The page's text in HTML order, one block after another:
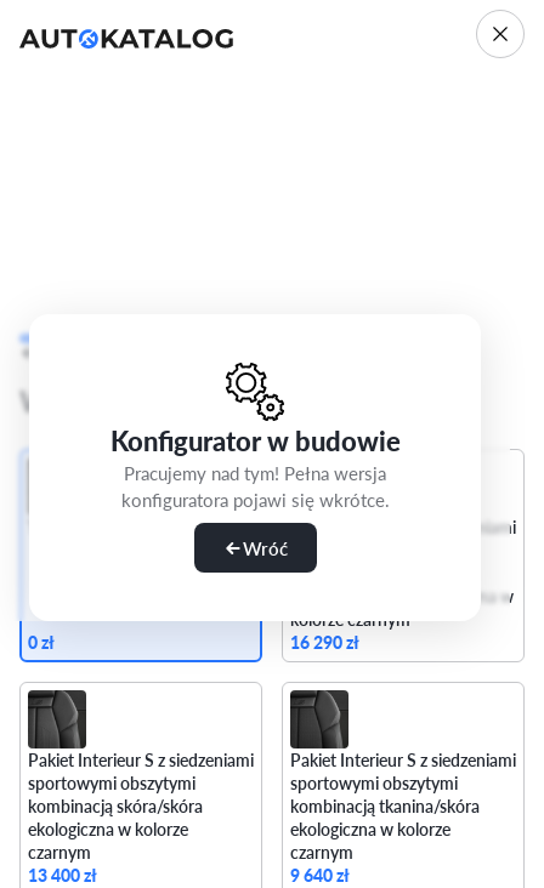
Konfigurator w budowie
Pracujemy nad tym! Pełna wersja
konfiguratora pojawi się wkrótce.
Wróć
Audi A3
Advanced
Wybierz wnętrze
0 zł
Pakiet Interieur S z siedzeniami
kombinacją mikrofibra
Dinamica/skóra ekologiczna w
kolorze czarnym
16 290 zł
Pakiet Interieur S z siedzeniami
sportowymi obszytymi
kombinacją skóra/skóra
ekologiczna w kolorze
czarnym
13 400 zł
Pakiet Interieur S z siedzeniami
sportowymi obszytymi
kombinacją tkanina/skóra
ekologiczna w kolorze
czarnym
9 640 zł